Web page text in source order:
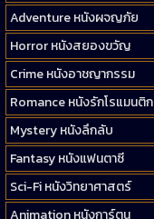
Adventure หนังผจญภัย
Horror หนังสยองขวัญ
Crime หนังอาชญากรรม
Romance หนังรักโรแมนติก
Mystery หนังลึกลับ
Fantasy หนังแฟนตาซี
Sci-Fi หนังวิทยาศาสตร์
Animation หนังการ์ตูน